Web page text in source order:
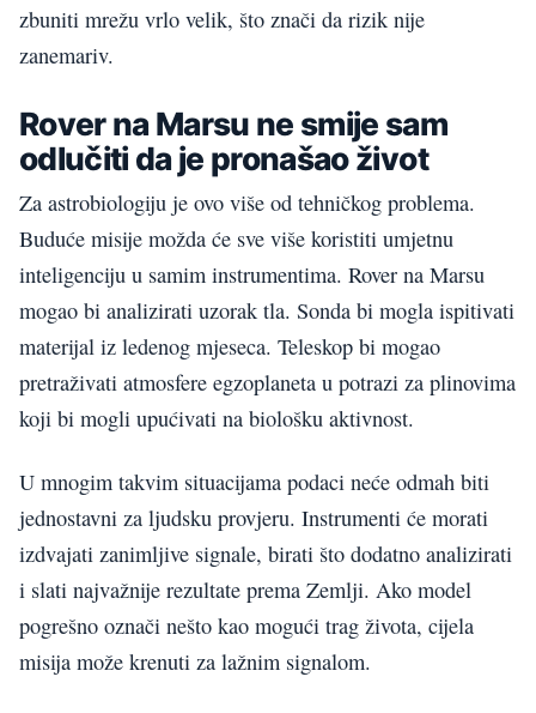
zbuniti mrežu vrlo velik, što znači da rizik nije
zanemariv.
Rover na Marsu ne smije sam
odlučiti da je pronašao život
Za astrobiologiju je ovo više od tehničkog problema.
Buduće misije možda će sve više koristiti umjetnu
inteligenciju u samim instrumentima. Rover na Marsu
mogao bi analizirati uzorak tla. Sonda bi mogla ispitivati
materijal iz ledenog mjeseca. Teleskop bi mogao
pretraživati atmosfere egzoplaneta u potrazi za plinovima
koji bi mogli upućivati na biološku aktivnost.
U mnogim takvim situacijama podaci neće odmah biti
jednostavni za ljudsku provjeru. Instrumenti će morati
izdvajati zanimljive signale, birati što dodatno analizirati
i slati najvažnije rezultate prema Zemlji. Ako model
pogrešno označi nešto kao mogući trag života, cijela
misija može krenuti za lažnim signalom.